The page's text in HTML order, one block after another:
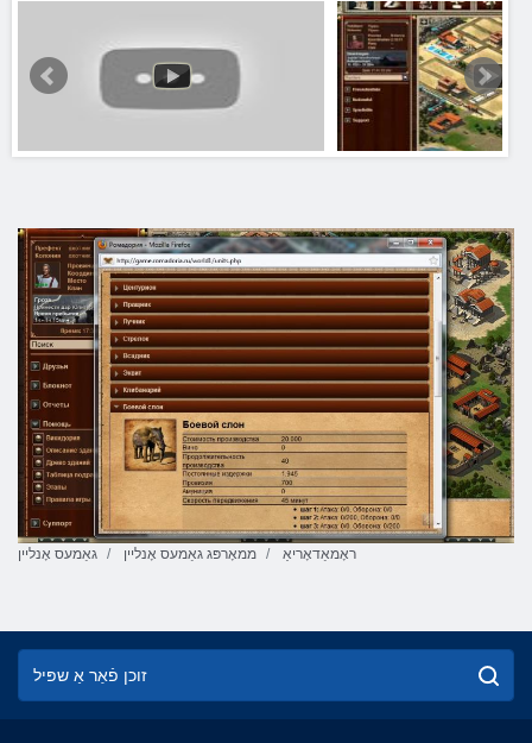
גאַמעס אָנליין ממאָרפּג גאַמעס אָנליין ראָמאַדאָריאַ